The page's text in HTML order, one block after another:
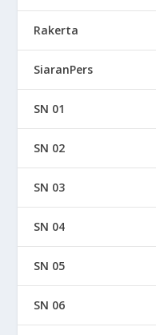
Rakerta
SiaranPers
SN 01
SN 02
SN 03
SN 04
SN 05
SN 06